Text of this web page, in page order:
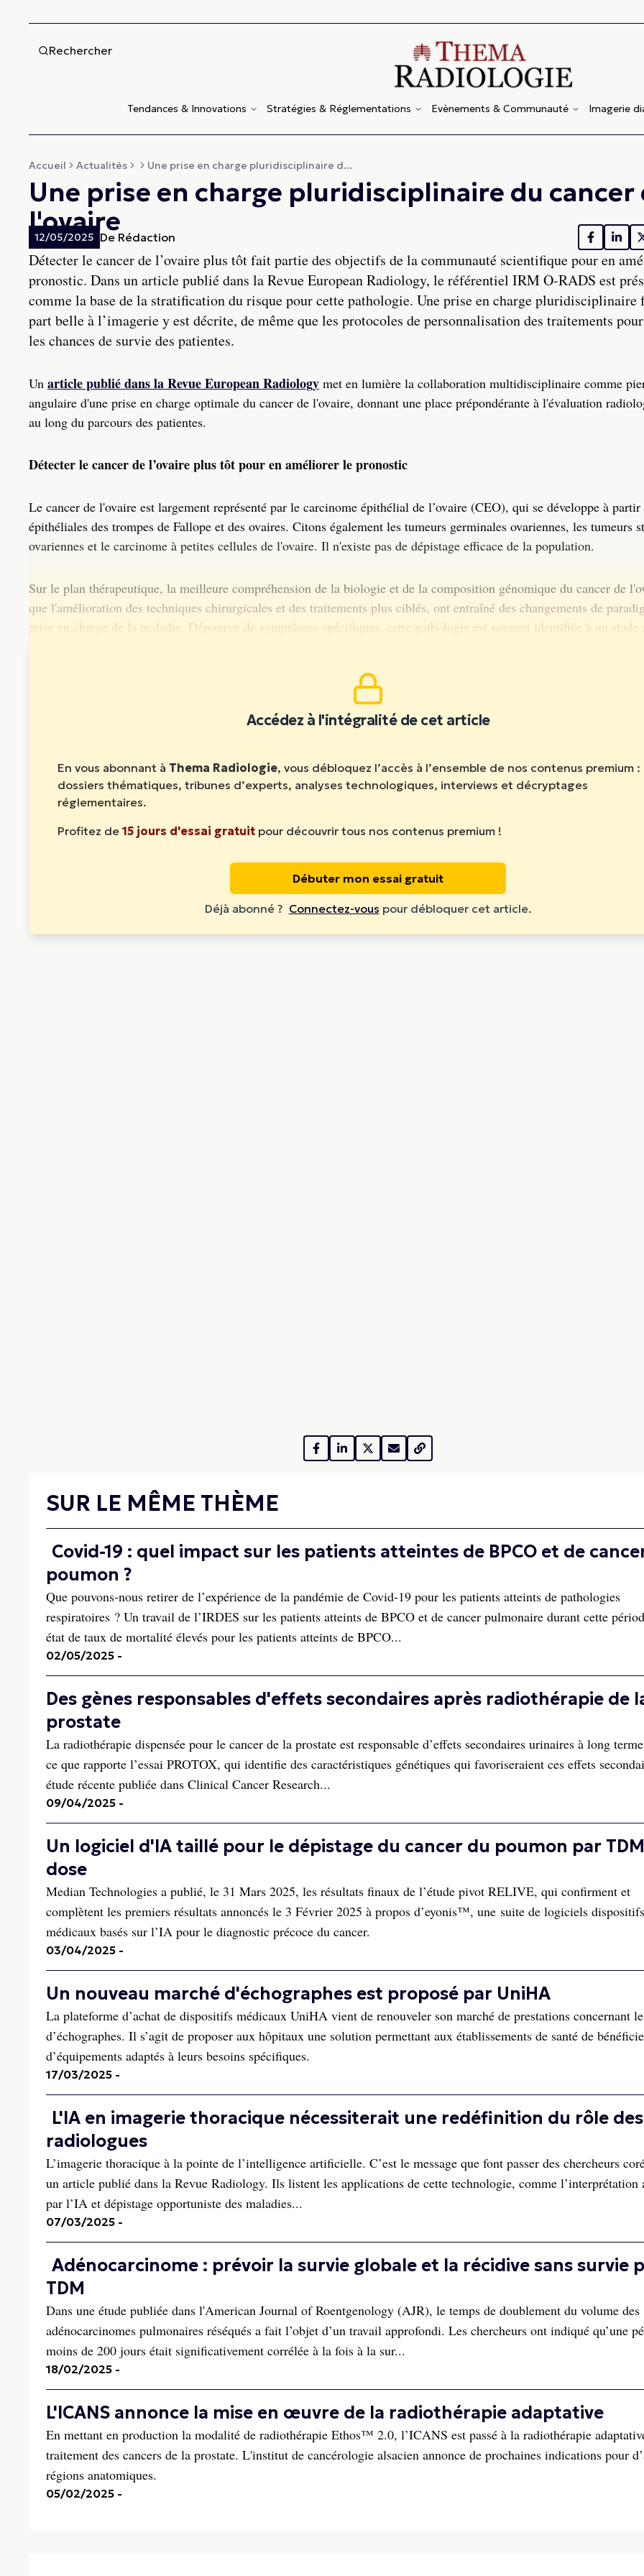
Rechercher
Tendances & Innovations Stratégies & Réglementations Evènements & Communauté Imagerie
Accueil Actualités Une prise en charge pluridisciplinaire d...
Une prise en charge pluridisciplinaire du cancer
l'ovaire
12/05/2025 De Rédaction
Détecter le cancer de l’ovaire plus tôt fait partie des objectifs de la communauté scientifique pour en
pronostic. Dans un article publié dans la Revue European Radiology, le référentiel IRM O-RADS est
comme la base de la stratification du risque pour cette pathologie. Une prise en charge pluridisciplinaire
part belle à l’imagerie y est décrite, de même que les protocoles de personnalisation des traitements
les chances de survie des patientes.
Un article publié dans la Revue European Radiology met en lumière la collaboration multidisciplinaire comme
angulaire d'une prise en charge optimale du cancer de l'ovaire, donnant une place prépondérante à l'évaluation
au long du parcours des patientes.
Détecter le cancer de l’ovaire plus tôt pour en améliorer le pronostic
Le cancer de l'ovaire est largement représenté par le carcinome épithélial de l’ovaire (CEO), qui se développe à
épithéliales des trompes de Fallope et des ovaires. Citons également les tumeurs germinales ovariennes, les tumeurs
ovariennes et le carcinome à petites cellules de l'ovaire. Il n'existe pas de dépistage efficace de la population.
Sur le plan thérapeutique, la meilleure compréhension de la biologie et de la composition génomique du cancer de
que l'amélioration des techniques chirurgicales et des traitements plus ciblés, ont entraîné des changements de
prise en charge de la maladie. Dépourvu de symptômes spécifiques, cette pathologie est souvent identifiée à un stade
Accédez à l'intégralité de cet article
En vous abonnant à Thema Radiologie, vous débloquez l’accès à l’ensemble de nos contenus premium :
dossiers thématiques, tribunes d’experts, analyses technologiques, interviews et décryptages
réglementaires.
Profitez de 15 jours d'essai gratuit pour découvrir tous nos contenus premium !
Débuter mon essai gratuit
Déjà abonné ? Connectez-vous pour débloquer cet article.
SUR LE MÊME THÈME
Covid-19 : quel impact sur les patients atteintes de BPCO et de
poumon ?
Que pouvons-nous retirer de l’expérience de la pandémie de Covid-19 pour les patients atteints de pathologies
respiratoires ? Un travail de l’IRDES sur les patients atteints de BPCO et de cancer pulmonaire durant cette
état de taux de mortalité élevés pour les patients atteints de BPCO...
02/05/2025 -
Des gènes responsables d'effets secondaires après radiothérapie de
prostate
La radiothérapie dispensée pour le cancer de la prostate est responsable d’effets secondaires urinaires à long
ce que rapporte l’essai PROTOX, qui identifie des caractéristiques génétiques qui favoriseraient ces effets
étude récente publiée dans Clinical Cancer Research...
09/04/2025 -
Un logiciel d'IA taillé pour le dépistage du cancer du poumon par
dose
Median Technologies a publié, le 31 Mars 2025, les résultats finaux de l’étude pivot RELIVE, qui confirment et
complètent les premiers résultats annoncés le 3 Février 2025 à propos d’eyonis™, une suite de logiciels dispositifs
médicaux basés sur l’IA pour le diagnostic précoce du cancer.
03/04/2025 -
Un nouveau marché d'échographes est proposé par UniHA
La plateforme d’achat de dispositifs médicaux UniHA vient de renouveler son marché de prestations concernant
d’échographes. Il s’agit de proposer aux hôpitaux une solution permettant aux établissements de santé de
d’équipements adaptés à leurs besoins spécifiques.
17/03/2025 -
L'IA en imagerie thoracique nécessiterait une redéfinition du rôle des
radiologues
L’imagerie thoracique à la pointe de l’intelligence artificielle. C’est le message que font passer des chercheurs
un article publié dans la Revue Radiology. Ils listent les applications de cette technologie, comme l’interprétation
par l’IA et dépistage opportuniste des maladies...
07/03/2025 -
Adénocarcinome : prévoir la survie globale et la récidive sans survie
TDM
Dans une étude publiée dans l'American Journal of Roentgenology (AJR), le temps de doublement du volume des
adénocarcinomes pulmonaires réséqués a fait l’objet d’un travail approfondi. Les chercheurs ont indiqué qu’une
moins de 200 jours était significativement corrélée à la fois à la sur...
18/02/2025 -
L'ICANS annonce la mise en œuvre de la radiothérapie adaptative
En mettant en production la modalité de radiothérapie Ethos™ 2.0, l’ICANS est passé à la radiothérapie
traitement des cancers de la prostate. L'institut de cancérologie alsacien annonce de prochaines indications pour
régions anatomiques.
05/02/2025 -